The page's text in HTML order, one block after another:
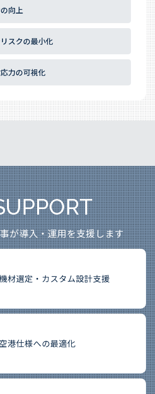
向上
スクの最小化
力の可視化
が導入・運用を支援します
材選定・ カスタム設計支援
港仕様への最適化